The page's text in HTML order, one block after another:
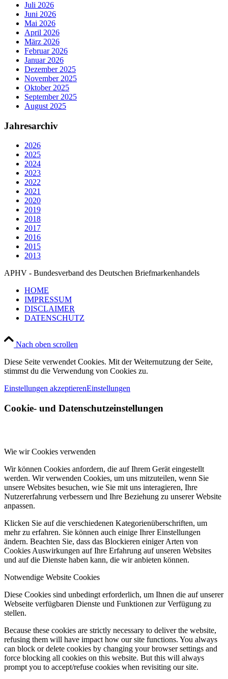
Juli 2026
Juni 2026
Mai 2026
April 2026
März 2026
Februar 2026
Januar 2026
Dezember 2025
November 2025
Oktober 2025
September 2025
August 2025
Jahresarchiv
2026
2025
2024
2023
2022
2021
2020
2019
2018
2017
2016
2015
2013
APHV - Bundesverband des Deutschen Briefmarkenhandels
HOME
IMPRESSUM
DISCLAIMER
DATENSCHUTZ
Nach oben scrollen
Diese Seite verwendet Cookies. Mit der Weiternutzung der Seite,
stimmst du die Verwendung von Cookies zu.
Einstellungen akzeptierenEinstellungen
Cookie- und Datenschutzeinstellungen
Wie wir Cookies verwenden
Wir können Cookies anfordern, die auf Ihrem Gerät eingestellt
werden. Wir verwenden Cookies, um uns mitzuteilen, wenn Sie
unsere Websites besuchen, wie Sie mit uns interagieren, Ihre
Nutzererfahrung verbessern und Ihre Beziehung zu unserer Website
anpassen.
Klicken Sie auf die verschiedenen Kategorienüberschriften, um
mehr zu erfahren. Sie können auch einige Ihrer Einstellungen
ändern. Beachten Sie, dass das Blockieren einiger Arten von
Cookies Auswirkungen auf Ihre Erfahrung auf unseren Websites
und auf die Dienste haben kann, die wir anbieten können.
Notwendige Website Cookies
Diese Cookies sind unbedingt erforderlich, um Ihnen die auf unserer
Webseite verfügbaren Dienste und Funktionen zur Verfügung zu
stellen.
Because these cookies are strictly necessary to deliver the website,
refusing them will have impact how our site functions. You always
can block or delete cookies by changing your browser settings and
force blocking all cookies on this website. But this will always
prompt you to accept/refuse cookies when revisiting our site.